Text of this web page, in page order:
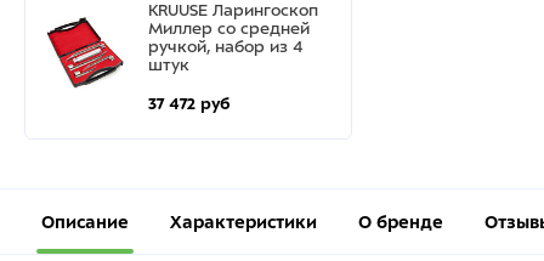
KRUUSE Ларингоскоп
Миллер со средней
ручкой, набор из 4
штук
37 472 руб
Описание Характеристики О бренде